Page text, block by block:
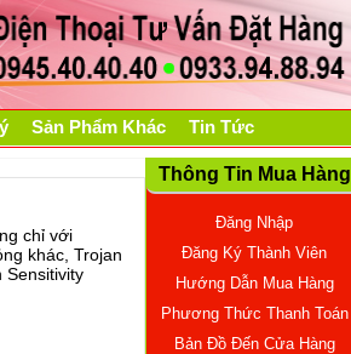
Sản Phẩm Khác Tin Tức
chỉ với
khác, Trojan
Sensitivity
Thông Tin Mua Hàng
Đăng Nhập
Đăng Ký Thành Viên
Hướng Dẫn Mua Hàng
Phương Thức Thanh Toán
Bản Đồ Đến Cửa Hàng